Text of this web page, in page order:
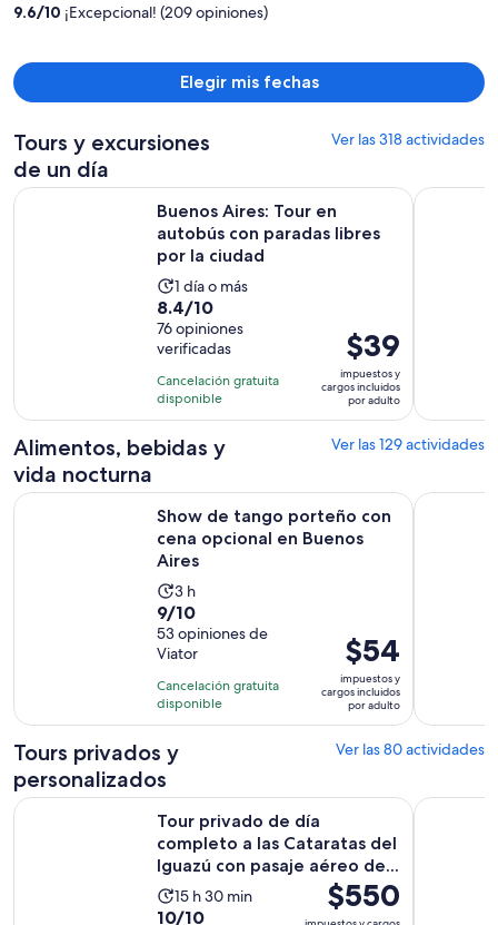
por
9.6/10 ¡Excepcional! (209 opiniones)
Elegir mis fechas
Tours y excursiones
de un día
Ver las 318 actividades
Buenos Aires: Tour en
autobús con paradas libres
por la ciudad
La
actividad
dura
1
día
1 día o más
8.4
de
10
con
76
opiniones
8.4/10
76 opiniones
verificadas
Cancelación gratuita
disponible
El
precio
es
de
por
$39
impuestos y
cargos incluidos
por adulto
Buenos Aires: Tour en autobús con paradas libres por la
Tour para
Alimentos, bebidas y
vida nocturna
Ver las 129 actividades
Show de tango porteño con
cena opcional en Buenos
Aires
La
actividad
dura
3
horas
3 h
9.0
de
10
con
53
opiniones
9/10
53 opiniones de
Viator
Cancelación gratuita
disponible
El
precio
es
de
por
$54
impuestos y
cargos incluidos
por adulto
Show de tango porteño con cena opcional en Buenos Aires
Buenos
Tours privados y
personalizados
Ver las 80 actividades
Tour privado de día
completo a las Cataratas del
Iguazú con pasaje aéreo de...
La
15 h 30 min
10.0
10/10
El
precio
$550
Tour privado de día completo a las Cataratas del Iguazú
City Tour